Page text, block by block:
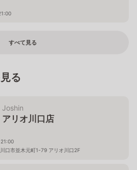
すべて見る
る
Joshin
アリオ川口店
口市並木元町1-79 アリオ川口2F